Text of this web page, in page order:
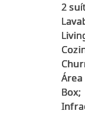
2
Box;